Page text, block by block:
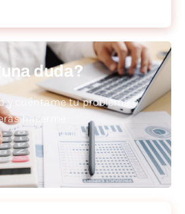
duda?
y cuéntame tu problema o
hacerme